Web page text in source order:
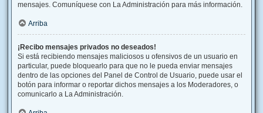
mensajes. Comuníquese con La Administración para más información.
Arriba
¡Recibo mensajes privados no deseados!
Si está recibiendo mensajes maliciosos u ofensivos de un usuario en
particular, puede bloquearlo para que no le pueda enviar mensajes
dentro de las opciones del Panel de Control de Usuario, puede usar el
botón para informar o reportar dichos mensajes a los Moderadores, o
comunicarlo a La Administración.